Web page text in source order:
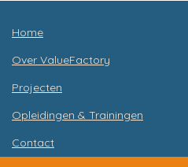
Home
Over ValueFactory
Projecten
Opleidingen & Trainingen
Contact